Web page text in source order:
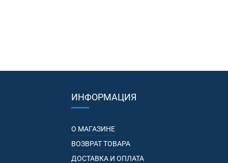
ИНФОРМАЦИЯ
О МАГАЗИНЕ
ВОЗВРАТ ТОВАРА
ДОСТАВКА И ОПЛАТА